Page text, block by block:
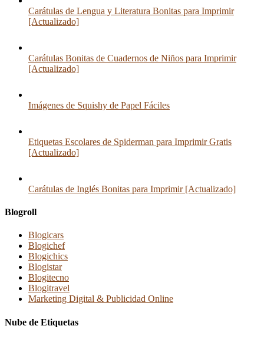
Carátulas de Lengua y Literatura Bonitas para Imprimir
[Actualizado]
Carátulas Bonitas de Cuadernos de Niños para Imprimir
[Actualizado]
Imágenes de Squishy de Papel Fáciles
Etiquetas Escolares de Spiderman para Imprimir Gratis
[Actualizado]
Carátulas de Inglés Bonitas para Imprimir [Actualizado]
Blogroll
Blogicars
Blogichef
Blogichics
Blogistar
Blogitecno
Blogitravel
Marketing Digital & Publicidad Online
Nube de Etiquetas